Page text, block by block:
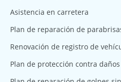
Asistencia en carretera
Plan de reparación de
Renovación de registro de
Plan de protección contra